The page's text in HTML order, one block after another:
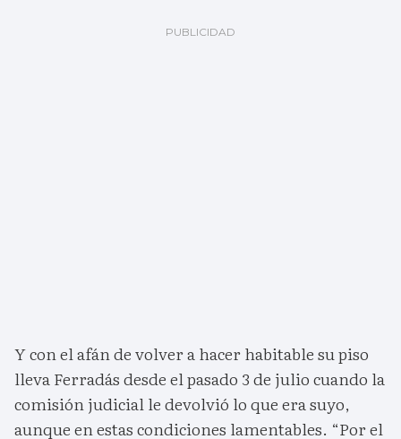
Y con el afán de volver a hacer habitable su piso
lleva Ferradás desde el pasado 3 de julio cuando la
comisión judicial le devolvió lo que era suyo,
aunque en estas condiciones lamentables. “Por el